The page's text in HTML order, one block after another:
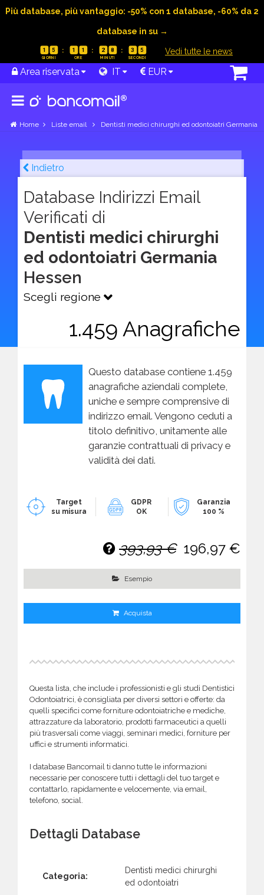
Più database, più vantaggio: -50% con 1 database, -60% da 2
database in su →
1 5 1 1 2 8 3 4 Vedi tutte le news
Area riservata IT EUR
Home Liste email Dentisti medici chirurghi ed odontoiatri Germania
Indietro
Database Indirizzi Email
Verificati di
Dentisti medici chirurghi
ed odontoiatri Germania
Hessen
Scegli regione
1.459 Anagrafiche
Questo database contiene 1.459
anagrafiche aziendali complete,
uniche e sempre comprensive di
indirizzo email. Vengono ceduti a
titolo definitivo, unitamente alle
garanzie contrattuali di privacy e
validità dei dati.
Target
su misura
GDPR
OK
Garanzia
100 %
393,93 € 196,97 €
Esempio
Acquista
Questa lista, che include i professionisti e gli studi Dentistici
Odontoiatrici, è consigliata per diversi settori e offerte: da
quelli specifici come forniture odontoiatriche e mediche,
attrazzature da laboratorio, prodotti farmaceutici a quelli
più trasversali come viaggi, seminari medici, forniture per
uffici e strumenti informatici.
I database Bancomail ti danno tutte le informazioni
necessarie per conoscere tutti i dettagli del tuo target e
contattarlo, rapidamente e velocemente, via email,
telefono, social.
Dettagli Database
Categoria:
Dentisti medici chirurghi
ed odontoiatri